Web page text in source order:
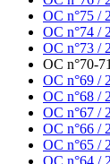
OC n°75 /
OC n°74 /
OC n°73 /
OC n°70-
OC n°69 /
OC n°68 /
OC n°67 /
OC n°66 /
OC n°65 /
OC n°64 /